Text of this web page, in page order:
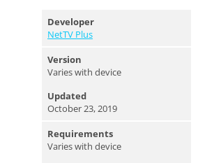
Developer
NetTV Plus
Version
Varies with device
Updated
October 23, 2019
Requirements
Varies with device